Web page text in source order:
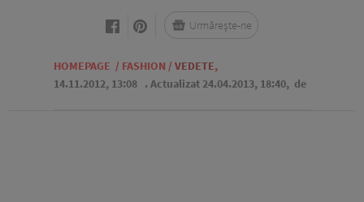
HOMEPAGE / FASHION / VEDETE,
14.11.2012, 13:08 . Actualizat 24.04.2013, 18:40, de
Urmărește-ne